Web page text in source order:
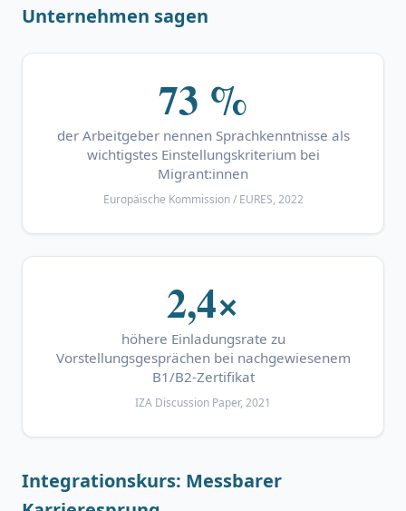
Unternehmen sagen
73 %
der Arbeitgeber nennen Sprachkenntnisse als
wichtigstes Einstellungskriterium bei
Migrant:innen
Europäische Kommission / EURES, 2022
2,4×
höhere Einladungsrate zu
Vorstellungsgesprächen bei nachgewiesenem
B1/B2-Zertifikat
IZA Discussion Paper, 2021
Integrationskurs: Messbarer